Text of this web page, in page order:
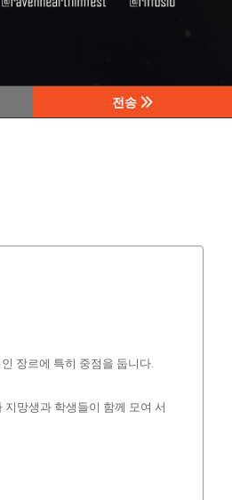
전송
장르에 특히 중점을 둡니다.
망생과 학생들이 함께 모여 서